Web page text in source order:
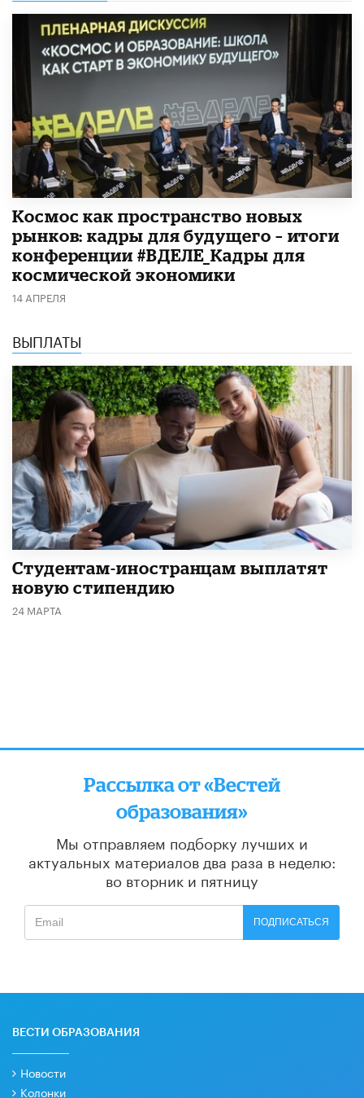
Космос как пространство новых
рынков: кадры для будущего – итоги
конференции #ВДЕЛЕ_Кадры для
космической экономики
14 АПРЕЛЯ
ВЫПЛАТЫ
Студентам-иностранцам выплатят
новую стипендию
24 МАРТА
Рассылка от «Вестей
образования»
Мы отправляем подборку лучших и
актуальных материалов два раза в неделю:
во вторник и пятницу
ПОДПИСАТЬСЯ
ВЕСТИ ОБРАЗОВАНИЯ
Новости
Колонки